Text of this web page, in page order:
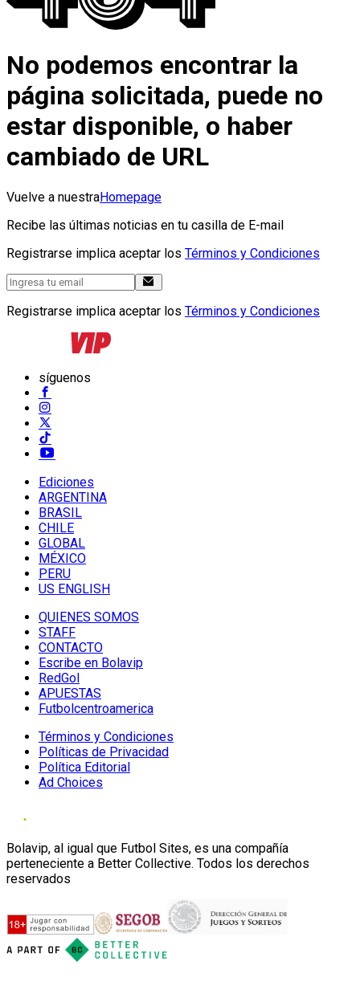
No podemos encontrar la
página solicitada, puede no
estar disponible, o haber
cambiado de URL
Vuelve a nuestraHomepage
Recibe las últimas noticias en tu casilla de E-mail
Registrarse implica aceptar los Términos y Condiciones
Registrarse implica aceptar los Términos y Condiciones
síguenos
Ediciones
ARGENTINA
BRASIL
CHILE
GLOBAL
MÉXICO
PERU
US ENGLISH
QUIENES SOMOS
STAFF
CONTACTO
Escribe en Bolavip
RedGol
APUESTAS
Futbolcentroamerica
Términos y Condiciones
Políticas de Privacidad
Política Editorial
Ad Choices
Bolavip, al igual que Futbol Sites, es una compañía
perteneciente a Better Collective. Todos los derechos
reservados